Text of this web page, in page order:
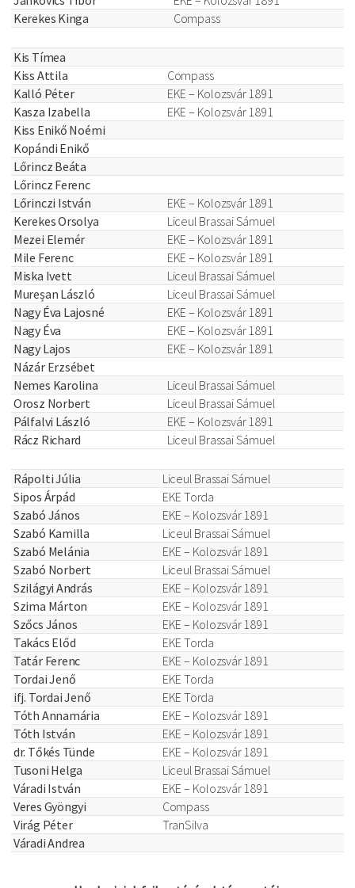
Kerekes Kinga
Compass
Kis Tímea
Kiss Attila
Compass
Kalló Péter
EKE – Kolozsvár 1891
Kasza Izabella
EKE – Kolozsvár 1891
Kiss Enikő Noémi
Kopándi Enikő
Lőrincz Beáta
Lőrincz Ferenc
Lőrinczi István
EKE – Kolozsvár 1891
Kerekes Orsolya
Liceul Brassai Sámuel
Mezei Elemér
EKE – Kolozsvár 1891
Mile Ferenc
EKE – Kolozsvár 1891
Miska Ivett
Liceul Brassai Sámuel
Mureșan László
Liceul Brassai Sámuel
Nagy Éva Lajosné
EKE – Kolozsvár 1891
Nagy Éva
EKE – Kolozsvár 1891
Nagy Lajos
EKE – Kolozsvár 1891
Názár Erzsébet
Nemes Karolina
Liceul Brassai Sámuel
Orosz Norbert
Liceul Brassai Sámuel
Pálfalvi László
EKE – Kolozsvár 1891
Rácz Richard
Liceul Brassai Sámuel
Rápolti Júlia
Liceul Brassai Sámuel
Sipos Árpád
EKE Torda
Szabó János
EKE – Kolozsvár 1891
Szabó Kamilla
Liceul Brassai Sámuel
Szabó Melánia
EKE – Kolozsvár 1891
Szabó Norbert
Liceul Brassai Sámuel
Szilágyi András
EKE – Kolozsvár 1891
Szima Márton
EKE – Kolozsvár 1891
Szőcs János
EKE – Kolozsvár 1891
Takács Előd
EKE Torda
Tatár Ferenc
EKE – Kolozsvár 1891
Tordai Jenő
EKE Torda
ifj. Tordai Jenő
EKE Torda
Tóth Annamária
EKE – Kolozsvár 1891
Tóth István
EKE – Kolozsvár 1891
dr. Tőkés Tünde
EKE – Kolozsvár 1891
Tusoni Helga
Liceul Brassai Sámuel
Váradi István
EKE – Kolozsvár 1891
Veres Gyöngyi
Compass
Virág Péter
TranSilva
Váradi Andrea